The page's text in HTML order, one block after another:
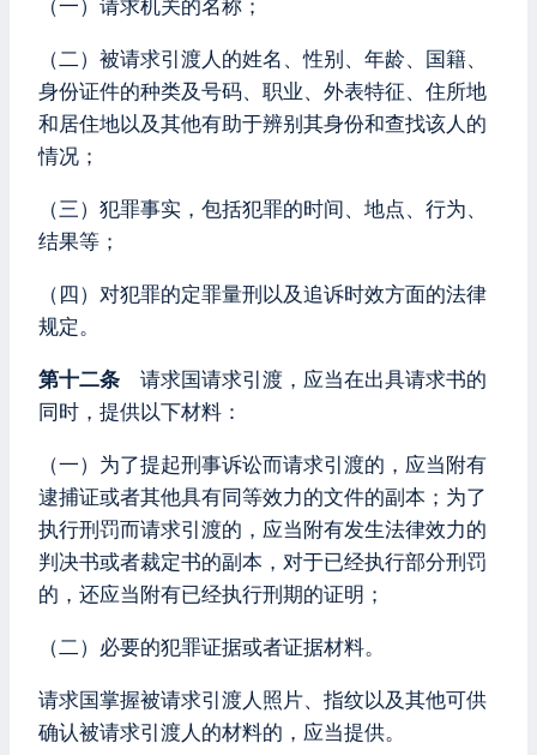
（一）请求机关的名称；
（二）被请求引渡人的姓名、性别、年龄、国籍、
身份证件的种类及号码、职业、外表特征、住所地
和居住地以及其他有助于辨别其身份和查找该人的
情况；
（三）犯罪事实，包括犯罪的时间、地点、行为、
结果等；
（四）对犯罪的定罪量刑以及追诉时效方面的法律
规定。
第十二条 请求国请求引渡，应当在出具请求书的
同时，提供以下材料：
（一）为了提起刑事诉讼而请求引渡的，应当附有
逮捕证或者其他具有同等效力的文件的副本；为了
执行刑罚而请求引渡的，应当附有发生法律效力的
判决书或者裁定书的副本，对于已经执行部分刑罚
的，还应当附有已经执行刑期的证明；
（二）必要的犯罪证据或者证据材料。
请求国掌握被请求引渡人照片、指纹以及其他可供
确认被请求引渡人的材料的，应当提供。